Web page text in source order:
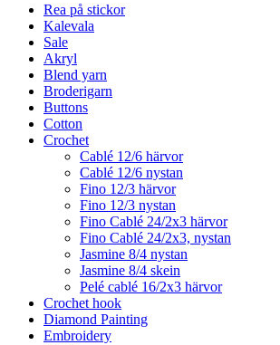
Rea på stickor
Kalevala
Sale
Akryl
Blend yarn
Broderigarn
Buttons
Cotton
Crochet
Cablé 12/6 härvor
Cablé 12/6 nystan
Fino 12/3 härvor
Fino 12/3 nystan
Fino Cablé 24/2x3 härvor
Fino Cablé 24/2x3, nystan
Jasmine 8/4 nystan
Jasmine 8/4 skein
Pelé cablé 16/2x3 härvor
Crochet hook
Diamond Painting
Embroidery